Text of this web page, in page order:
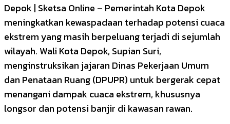
Depok | Sketsa Online – Pemerintah Kota Depok
meningkatkan kewaspadaan terhadap potensi cuaca
ekstrem yang masih berpeluang terjadi di sejumlah
wilayah. Wali Kota Depok, Supian Suri,
menginstruksikan jajaran Dinas Pekerjaan Umum
dan Penataan Ruang (DPUPR) untuk bergerak cepat
menangani dampak cuaca ekstrem, khususnya
longsor dan potensi banjir di kawasan rawan.